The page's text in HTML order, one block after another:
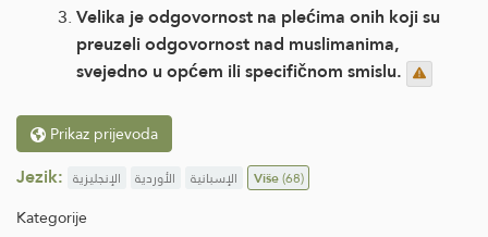
Velika je odgovornost na plećima onih koji su
preuzeli odgovornost nad muslimanima,
svejedno u općem ili specifičnom smislu.
Prikaz prijevoda
Jezik: الإنجليزية الأوردية الإسبانية Više(68)
Kategorije